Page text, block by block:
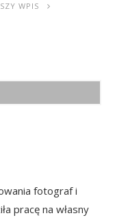
WPIS
fotograf i
pracę na własny